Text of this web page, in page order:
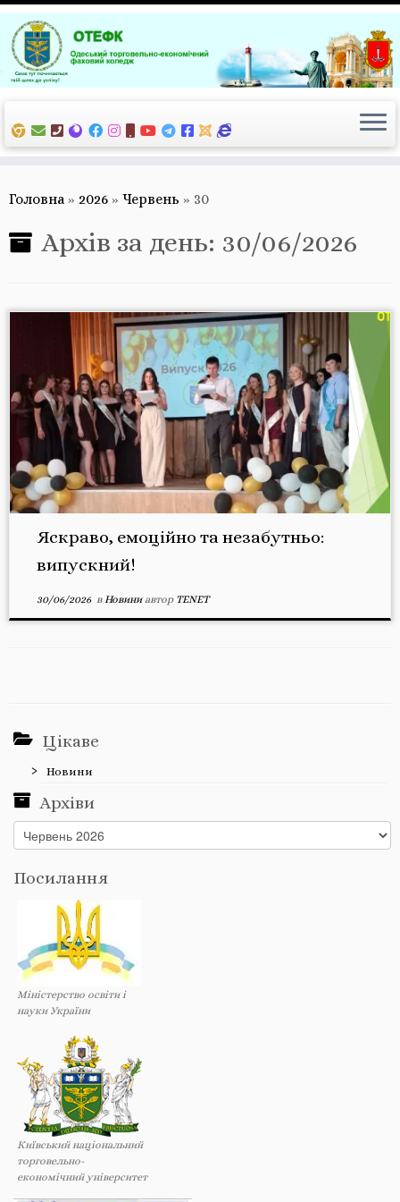
Перейти
до
вмісту
Головна » 2026 » Червень » 30
Архів за день: 30/06/2026
Яскраво, емоційно та незабутньо:
випускний!
30/06/2026в Новиниавтор TENET
Цікаве
Новини
Архіви
Архіви
Посилання
Міністерство освіти і
науки України
Київський національний
торговельно-
економічний університет